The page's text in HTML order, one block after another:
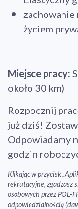
zachowanie
życiem
Miejsce pracy:
około 30 km)
Rozpocznij
już dziś!
Odpowiadamy
godzin
Klikając w przycisk
rekrutacyjne, zgadzasz
osobowych przez POL-
odpowiedzialnością